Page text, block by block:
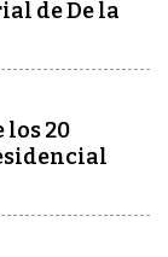
de De la
20